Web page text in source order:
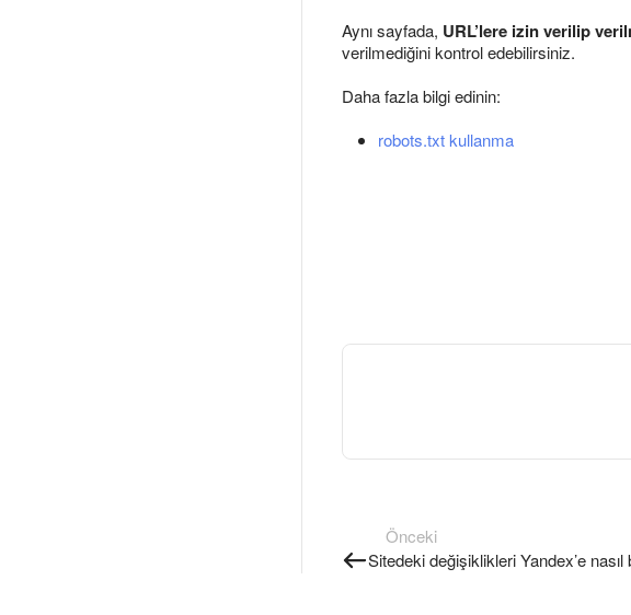
Aynı sayfada, URL’lere izin verilip
verilmediğini kontrol edebilirsiniz.
Daha fazla bilgi edinin:
robots.txt kullanma
Önceki
Sitedeki değişiklikleri Yandex’e nasıl